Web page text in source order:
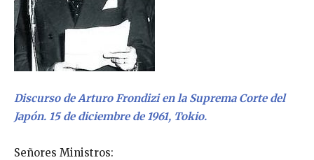
Discurso de Arturo Frondizi en la Suprema Corte del
Japón. 15 de diciembre de 1961, Tokio.
Señores Ministros: